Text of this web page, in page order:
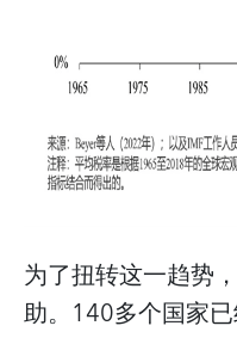
为了扭转这一趋势
助。140多个国家